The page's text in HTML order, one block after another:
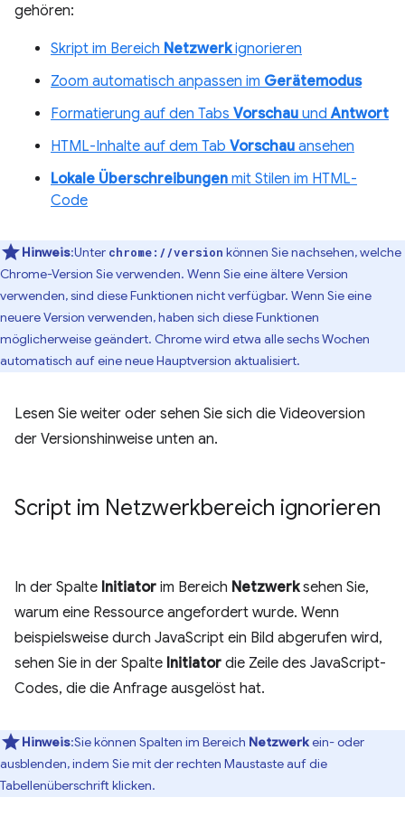
gehören:
Skript im Bereich Netzwerkignorieren
Zoom automatisch anpassen im Gerätemodus
Formatierung auf den Tabs Vorschau undAntwort
HTML-Inhalte auf dem Tab Vorschau ansehen
Lokale Überschreibungen mit Stilen im HTML-
Code
Hinweis:Unter chrome://version können Sie nachsehen, welche
Chrome-Version Sie verwenden. Wenn Sie eine ältere Version
verwenden, sind diese Funktionen nicht verfügbar. Wenn Sie eine
neuere Version verwenden, haben sich diese Funktionen
möglicherweise geändert. Chrome wird etwa alle sechs Wochen
automatisch auf eine neue Hauptversion aktualisiert.
Lesen Sie weiter oder sehen Sie sich die Videoversion
der Versionshinweise unten an.
Script im Netzwerkbereich ignorieren
In der Spalte Initiator im Bereich Netzwerksehen Sie,
warum eine Ressource angefordert wurde. Wenn
beispielsweise durch JavaScript ein Bild abgerufen wird,
sehen Sie in der Spalte Initiator die Zeile des JavaScript-
Codes, die die Anfrage ausgelöst hat.
Hinweis:Sie können Spalten im Bereich Netzwerkein- oder
ausblenden, indem Sie mit der rechten Maustaste auf die
Tabellenüberschrift klicken.